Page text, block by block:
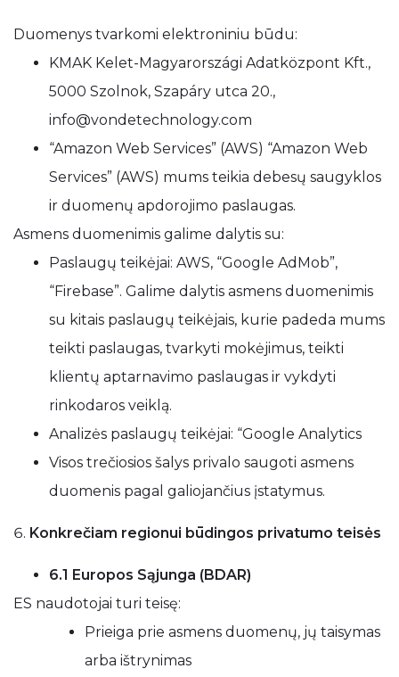
Duomenys tvarkomi elektroniniu būdu:
KMAK Kelet-Magyarországi Adatközpont Kft.,
5000 Szolnok, Szapáry utca 20.,
info@vondetechnology.com
“Amazon Web Services” (AWS) “Amazon Web
Services” (AWS) mums teikia debesų saugyklos
ir duomenų apdorojimo paslaugas.
Asmens duomenimis galime dalytis su:
Paslaugų teikėjai: AWS, “Google AdMob”,
“Firebase”. Galime dalytis asmens duomenimis
su kitais paslaugų teikėjais, kurie padeda mums
teikti paslaugas, tvarkyti mokėjimus, teikti
klientų aptarnavimo paslaugas ir vykdyti
rinkodaros veiklą.
Analizės paslaugų teikėjai: “Google Analytics
Visos trečiosios šalys privalo saugoti asmens
duomenis pagal galiojančius įstatymus.
Konkrečiam regionui būdingos privatumo teisės
6.1 Europos Sąjunga (BDAR)
ES naudotojai turi teisę:
Prieiga prie asmens duomenų, jų taisymas
arba ištrynimas